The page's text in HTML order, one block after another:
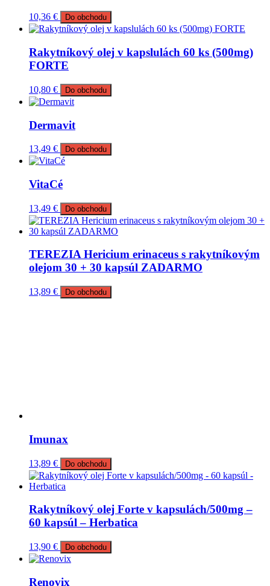
10,36 € Do obchodu
Rakytníkový olej v kapslulách 60 ks (500mg)
FORTE
10,80 € Do obchodu
Dermavit
13,49 € Do obchodu
VitaCé
13,49 € Do obchodu
TEREZIA Hericium erinaceus s rakytníkovým
olejom 30 + 30 kapsúl ZADARMO
13,89 € Do obchodu
Imunax
13,89 € Do obchodu
Rakytníkový olej Forte v kapsulách/500mg –
60 kapsúl – Herbatica
13,90 € Do obchodu
Renovix